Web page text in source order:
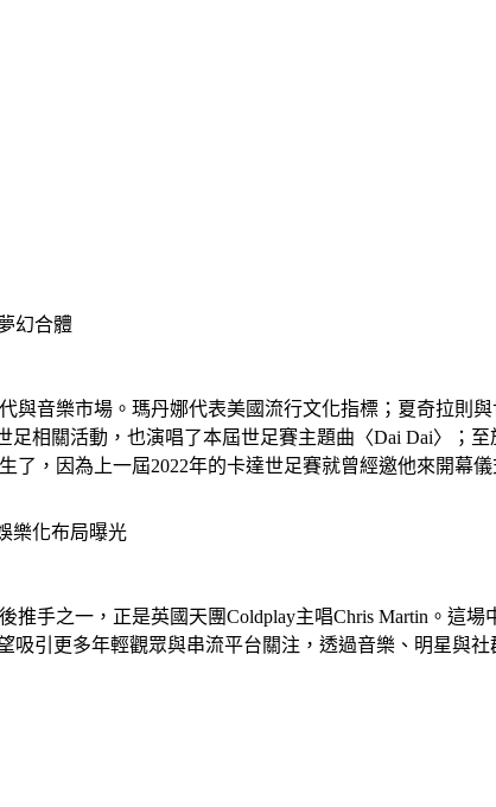
幻合體
與音樂市場。瑪丹娜代表美國流行文化指標；夏奇拉則
世足相關活動，也演唱了本屆世足賽主題曲〈Dai Dai〉
了，因為上一屆2022年的卡達世足賽就曾經邀他來開幕儀
樂化布局曝光
推手之一，正是英國天團Coldplay主唱Chris Martin。這
吸引更多年輕觀眾與串流平台關注，透過音樂、明星與